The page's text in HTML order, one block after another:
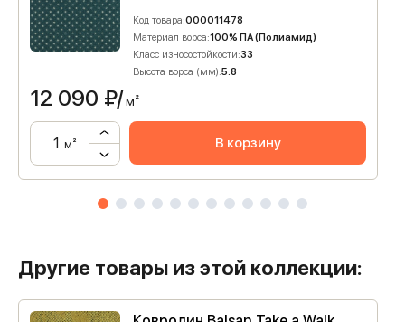
Код товара:000011478
Материал ворса:100% ПА (Полиамид)
Класс износостойкости:33
Высота ворса (мм):5.8
12 090 ₽/м²
м² В корзину
Другие товары из этой коллекции: